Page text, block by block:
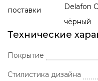
поставки
Delafon
чёрный
Технические
Покрытие
Стилистика дизайна